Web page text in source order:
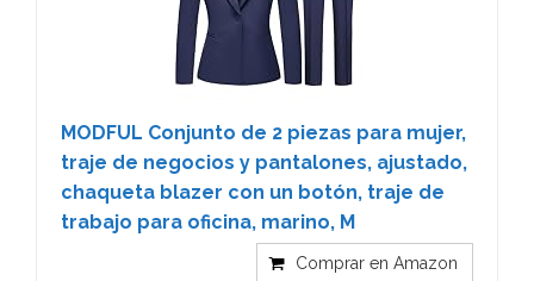
MODFUL Conjunto de 2 piezas para mujer,
traje de negocios y pantalones, ajustado,
chaqueta blazer con un botón, traje de
trabajo para oficina, marino, M
Comprar en Amazon